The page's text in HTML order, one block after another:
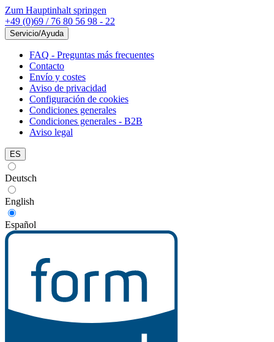
Zum Hauptinhalt springen
+49 (0)69 / 76 80 56 98 - 22
Servicio/Ayuda
FAQ - Preguntas más frecuentes
Contacto
Envío y costes
Aviso de privacidad
Configuración de cookies
Condiciones generales
Condiciones generales - B2B
Aviso legal
ES
Deutsch
English
Español